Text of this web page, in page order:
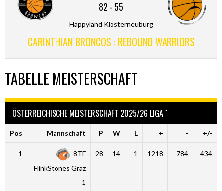
82 - 55
Happyland Klosterneuburg
CARINTHIAN BRONCOS : REBOUND WARRIORS
TABELLE MEISTERSCHAFT
ÖSTERREICHISCHE MEISTERSCHAFT 2025/26 LIGA 1
Pos Mannschaft P W L + - +/-
1
8TF
FlinkStones Graz
1
28 14 1 1218 784 434